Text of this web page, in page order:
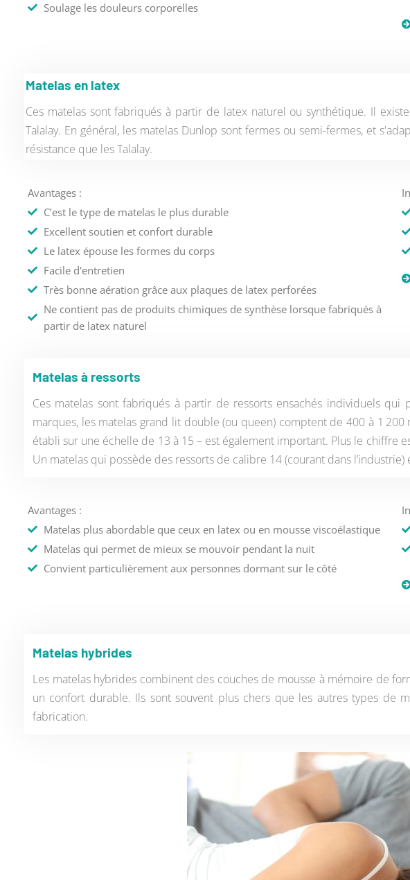
Soulage les douleurs corporelles
Matelas en latex
Ces matelas sont fabriqués à partir de latex naturel ou synthétique. Il
Talalay. En général, les matelas Dunlop sont fermes ou semi-fermes, et
résistance que les Talalay.
Avantages :
C’est le type de matelas le plus durable
Excellent soutien et confort durable
Le latex épouse les formes du corps
Facile d'entretien
Très bonne aération grâce aux plaques de latex perforées
Ne contient pas de produits chimiques de synthèse lorsque fabriqués à
partir de latex naturel
Matelas à ressorts
Ces matelas sont fabriqués à partir de ressorts ensachés individuels
marques, les matelas grand lit double (ou queen) comptent de 400 à 1
établi sur une échelle de 13 à 15 – est également important. Plus le chiffre
Un matelas qui possède des ressorts de calibre 14 (courant dans
Avantages :
Matelas plus abordable que ceux en latex ou en mousse viscoélastique
Matelas qui permet de mieux se mouvoir pendant la nuit
Convient particulièrement aux personnes dormant sur le côté
Matelas hybrides
Les matelas hybrides combinent des couches de mousse à mémoire de
un confort durable. Ils sont souvent plus chers que les autres types de
fabrication.